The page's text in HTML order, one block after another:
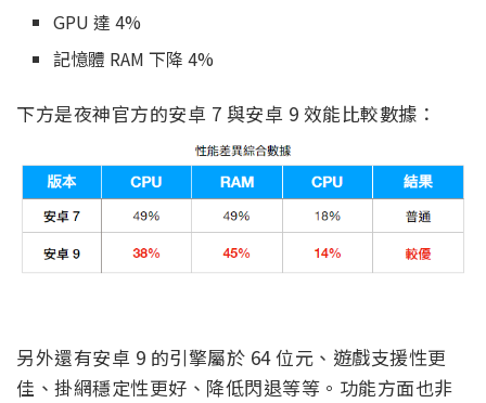
GPU 達 4%
記憶體 RAM 下降 4%
下方是夜神官方的安卓 7 與安卓 9 效能比較數據：
另外還有安卓 9 的引擎屬於 64 位元、遊戲支援性更
佳、掛網穩定性更好、降低閃退等等。功能方面也非